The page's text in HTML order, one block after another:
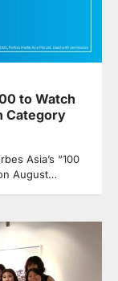
to Watch
Category
Asia’s “100
August…